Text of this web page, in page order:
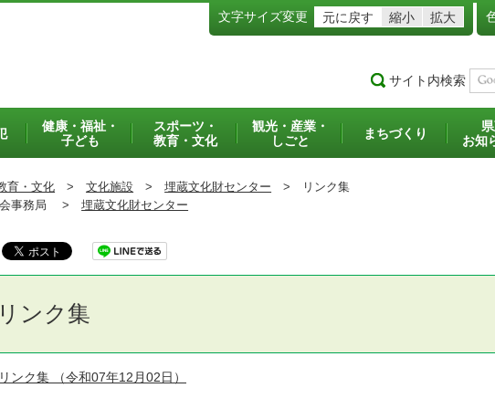
文字サイズ変更 元に戻す 縮小 拡大
サイト内検索
健康・福祉・
子ども
スポーツ・
教育・文化
観光・産業・
しごと
まちづくり
お知
育・文化 > 文化施設 > 埋蔵文化財センター > リンク集
事務局 > 埋蔵文化財センター
リンク集
リンク集 （令和07年12月02日）